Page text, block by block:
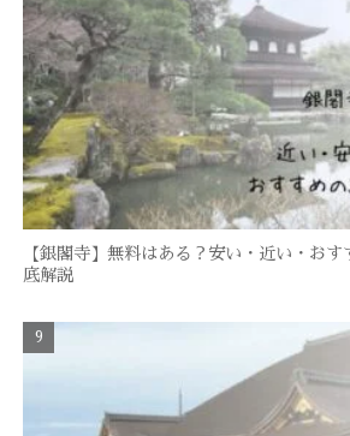
【銀閣寺】無料はある？安い・近い・お
底解説